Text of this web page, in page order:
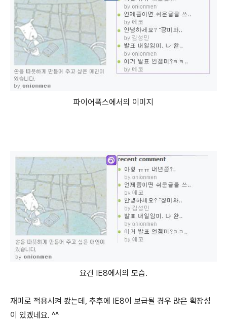
파이어폭스에서의 이미지
요건 IE8에서의 모습.
재미로 적용시켜 봤는데, 추후에 IE8이 보급될 경우 많은 확장성
이 있겠네요. ^^